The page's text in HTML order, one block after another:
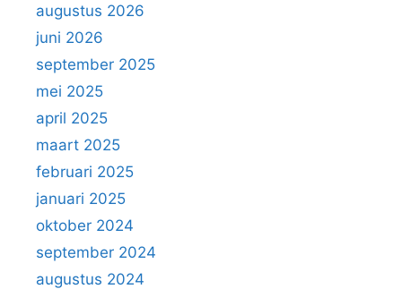
augustus 2026
juni 2026
september 2025
mei 2025
april 2025
maart 2025
februari 2025
januari 2025
oktober 2024
september 2024
augustus 2024